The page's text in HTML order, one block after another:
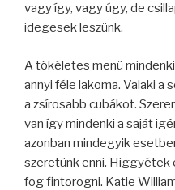
vagy így, vagy úgy, de
idegesek leszünk.
A tökéletes menü
annyi féle lakoma. Valaki a
a zsírosabb cubákot.
van így mindenki a saját
azonban mindegyik
szeretünk enni. Higgyétek
fog fintorogni. Katie